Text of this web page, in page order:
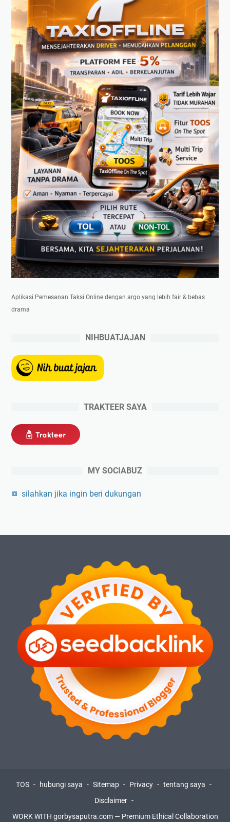
Aplikasi Pemesanan Taksi Online dengan argo yang lebih fair & bebas
drama
NIHBUATJAJAN
TRAKTEER SAYA
MY SOCIABUZ
silahkan jika ingin beri dukungan
TOS hubungi saya Sitemap Privacy
tentang saya
Disclaimer
WORK WITH gorbysaputra.com — Premium Ethical Collaboration